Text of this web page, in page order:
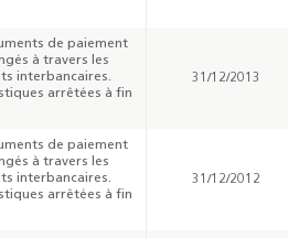
de paiement
à travers les
interbancaires.
arrêtées à fin
31/12/2013
de paiement
à travers les
interbancaires.
arrêtées à fin
31/12/2012